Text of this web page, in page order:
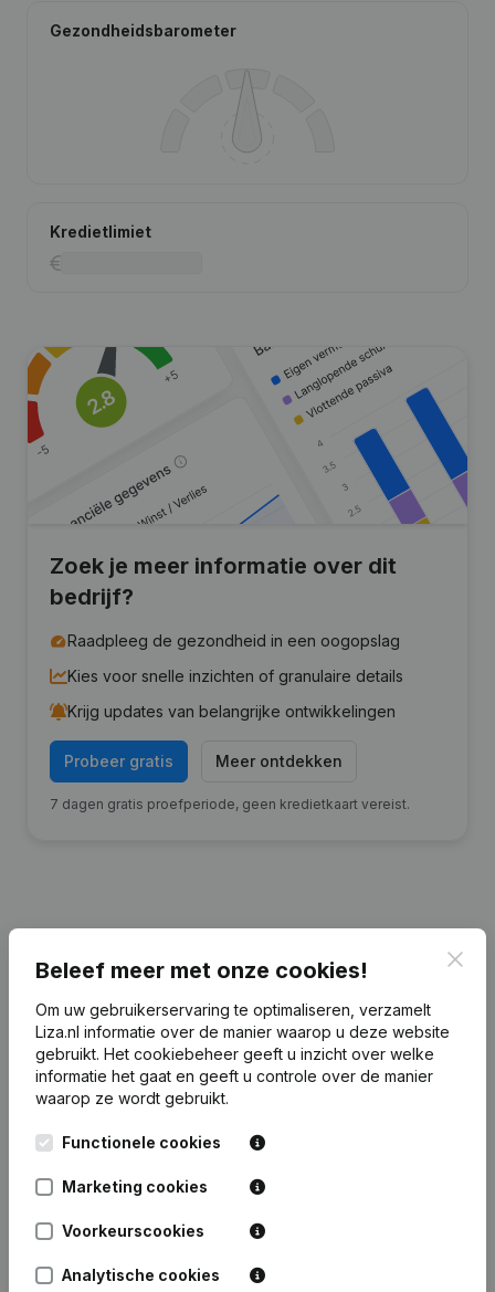
Gezondheidsbarometer
Kredietlimiet
Zoek je meer informatie over dit
bedrijf?
Raadpleeg de gezondheid in een oogopslag
Kies voor snelle inzichten of granulaire details
Krijg updates van belangrijke ontwikkelingen
Probeer gratis Meer ontdekken
7 dagen gratis proefperiode, geen kredietkaart vereist.
Goetheer Holding
2023 2022 2020 2019
vermogen
€90.779
Beleef meer met onze cookies!
Om uw gebruikerservaring te optimaliseren, verzamelt
Liza.nl informatie over de manier waarop u deze website
gebruikt. Het cookiebeheer geeft u inzicht over welke
informatie het gaat en geeft u controle over de manier
waarop ze wordt gebruikt.
Functionele cookies
Marketing cookies
Voorkeurscookies
Analytische cookies